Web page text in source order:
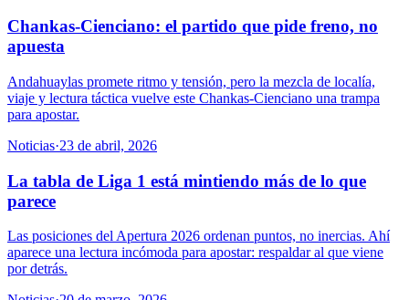
Chankas-Cienciano: el partido que pide freno, no
apuesta
Andahuaylas promete ritmo y tensión, pero la mezcla de localía,
viaje y lectura táctica vuelve este Chankas-Cienciano una trampa
para apostar.
Noticias·23 de abril, 2026
La tabla de Liga 1 está mintiendo más de lo que
parece
Las posiciones del Apertura 2026 ordenan puntos, no inercias. Ahí
aparece una lectura incómoda para apostar: respaldar al que viene
por detrás.